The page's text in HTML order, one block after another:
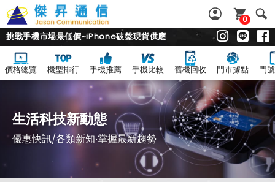
0
挑戰手機市場最低價~iPhone破盤現貨供應
價格總覽 機型排行 手機推薦 手機比較 舊機回收 門市據點 門
生活科技新動態
優惠快訊/各類新知‧掌握最新趨勢